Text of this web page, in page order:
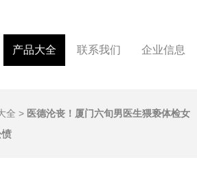
产品大全 联系我们 企业信息
全 > 医德沦丧！厦门六旬男医生猥亵体检女
愤